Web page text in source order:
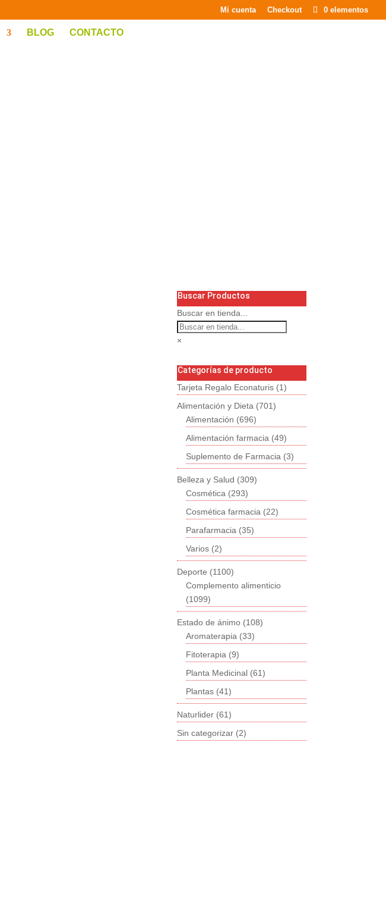
Mi cuenta Checkout 0 elementos
BLOG CONTACTO
Buscar Productos
Buscar en tienda...
×
Categorías de producto
Tarjeta Regalo Econaturis (1)
Alimentación y Dieta (701)
Alimentación (696)
Alimentación farmacia (49)
Suplemento de Farmacia (3)
Belleza y Salud (309)
Cosmética (293)
Cosmética farmacia (22)
Parafarmacia (35)
Varios (2)
Deporte (1100)
Complemento alimenticio
(1099)
Estado de ánimo (108)
Aromaterapia (33)
Fitoterapia (9)
Planta Medicinal (61)
Plantas (41)
Naturlider (61)
Sin categorizar (2)